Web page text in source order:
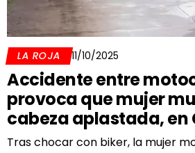
LA ROJA 11/10/2025
Accidente entre
provoca que mujer
cabeza aplastada, en
Tras chocar con biker, la mujer